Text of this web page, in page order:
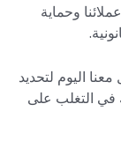
وحماية
اليوم لتحديد
في التغلب على